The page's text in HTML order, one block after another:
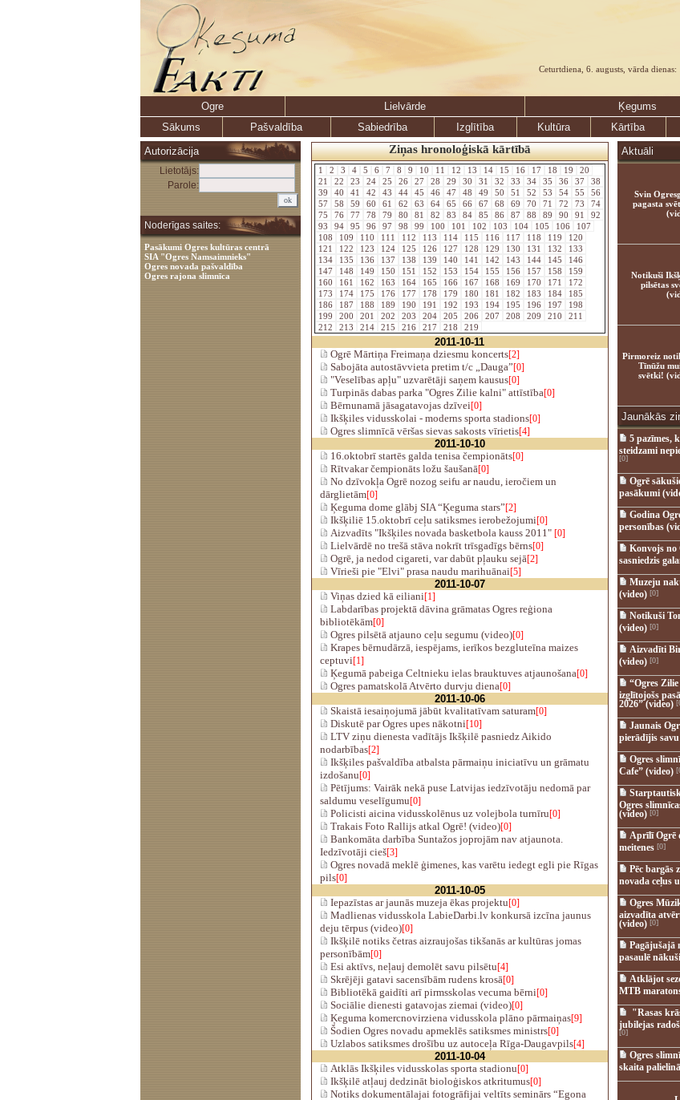
Ceturtdiena, 6. augusts, vārda dienas:
Ogre Lielvārde Ķegums
Sākums
Pašvaldība Sabiedrība Izglītība Kultūra Kārtība
Autorizācija
Lietotājs:
Parole:
Noderīgas saites:
Pasākumi Ogres kultūras centrā
SIA "Ogres Namsaimnieks"
Ogres novada pašvaldība
Ogres rajona slimnīca
Ziņas hronoloģiskā kārtībā
1 2 3 4 5 6 7 8 9 10 11 12 13 14 15 16 17 18 19
20
21
22 23 24 25 26 27 28 29 30 31 32 33 34 35 36 37
38
39
40 41 42 43 44 45 46 47 48 49 50 51 52 53 54 55
56
57
58 59 60 61 62 63 64 65 66 67 68 69 70 71 72 73
74
75
76 77 78 79 80 81 82 83 84 85 86 87 88 89 90 91
92
93
94 95 96 97 98 99 100 101 102 103 104 105 106
107
108
109 110 111 112 113 114 115 116 117 118 119
120
121
122 123 124 125 126 127 128 129 130 131 132
133
134
135 136 137 138 139 140 141 142 143 144 145
146
147
148 149 150 151 152 153 154 155 156 157 158
159
160
161 162 163 164 165 166 167 168 169 170 171
172
173
174 175 176 177 178 179 180 181 182 183 184
185
186
187 188 189 190 191 192 193 194 195 196 197
198
199
200 201 202 203 204 205 206 207 208 209 210
211
212
213 214 215 216 217 218 219
2011-10-11
Ogrē Mārtiņa Freimaņa dziesmu koncerts[2]
Sabojāta autostāvvieta pretim t/c „Dauga”[0]
"Veselības apļu" uzvarētāji saņem kausus[0]
Turpinās dabas parka "Ogres Zilie kalni" attīstība[0]
Bērnunamā jāsagatavojas dzīvei[0]
Ikšķiles vidusskolai - moderns sporta stadions[0]
Ogres slimnīcā vēršas sievas sakosts vīrietis[4]
2011-10-10
16.oktobrī startēs galda tenisa čempionāts[0]
Rītvakar čempionāts ložu šaušanā[0]
No dzīvokļa Ogrē nozog seifu ar naudu, ieročiem un
dārglietām[0]
Ķeguma dome glābj SIA “Ķeguma stars”[2]
Ikšķiliē 15.oktobrī ceļu satiksmes ierobežojumi[0]
Aizvadīts "Ikšķiles novada basketbola kauss 2011" [0]
Lielvārdē no trešā stāva nokrīt trīsgadīgs bērns[0]
Ogrē, ja nedod cigareti, var dabūt pļauku sejā[2]
Vīrieši pie "Elvi" prasa naudu marihuānai[5]
2011-10-07
Viņas dzied kā eiliani[1]
Labdarības projektā dāvina grāmatas Ogres reģiona
bibliotēkām[0]
Ogres pilsētā atjauno ceļu segumu (video)[0]
Krapes bērnudārzā, iespējams, ierīkos bezgluteīna maizes
ceptuvi[1]
Ķegumā pabeiga Celtnieku ielas brauktuves atjaunošana[0]
Ogres pamatskolā Atvērto durvju diena[0]
2011-10-06
Skaistā iesaiņojumā jābūt kvalitatīvam saturam[0]
Diskutē par Ogres upes nākotni[10]
LTV ziņu dienesta vadītājs Ikšķilē pasniedz Aikido
nodarbības[2]
Ikšķiles pašvaldība atbalsta pārmaiņu iniciatīvu un grāmatu
izdošanu[0]
Pētījums: Vairāk nekā puse Latvijas iedzīvotāju nedomā par
saldumu veselīgumu[0]
Policisti aicina vidusskolēnus uz volejbola turnīru[0]
Trakais Foto Rallijs atkal Ogrē! (video)[0]
Bankomāta darbība Suntažos joprojām nav atjaunota.
Iedzīvotāji cieš[3]
Ogres novadā meklē ģimenes, kas varētu iedegt egli pie Rīgas
pils[0]
2011-10-05
Iepazīstas ar jaunās muzeja ēkas projektu[0]
Madlienas vidusskola LabieDarbi.lv konkursā izcīna jaunus
deju tērpus (video)[0]
Ikšķilē notiks četras aizraujošas tikšanās ar kultūras jomas
personībām[0]
Esi aktīvs, neļauj demolēt savu pilsētu[4]
Skrējēji gatavi sacensībām rudens krosā[0]
Bibliotēkā gaidīti arī pirmsskolas vecuma bērni[0]
Sociālie dienesti gatavojas ziemai (video)[0]
Ķeguma komercnovirziena vidusskola plāno pārmaiņas[9]
Šodien Ogres novadu apmeklēs satiksmes ministrs[0]
Uzlabos satiksmes drošību uz autoceļa Rīga-Daugavpils[4]
2011-10-04
Atklās Ikšķiles vidusskolas sporta stadionu[0]
Ikšķilē atļauj dedzināt bioloģiskos atkritumus[0]
Notiks dokumentālajai fotogrāfijai veltīts seminārs “Egona
Aktuāli
Svin
pagasta
Notikuši
pilsētas
Pirmoreiz
Tīnūžu
svētki!
Jaunākās
5 pazīmes,
steidzami
[0]
Ogrē
pasākumi
Godina
personības
Konvojs no
sasniedzis
Muzeju
(video)[0]
Notikuši
(video)[0]
Aizvadīti
(video)[0]
“Ogres
izglītojošs
2026” (video)
Jaunais
pierādījis
Ogres
Cafe” (video)
Ogres
(video)[0]
Aprīlī Ogrē
meitenes [0]
Pēc bargās
novada ceļus
Ogres
aizvadīta
(video)[0]
Pagājušajā
pasaulē
Atklājot
MTB
"Rasas
jubilejas
[0]
Ogres
skaita